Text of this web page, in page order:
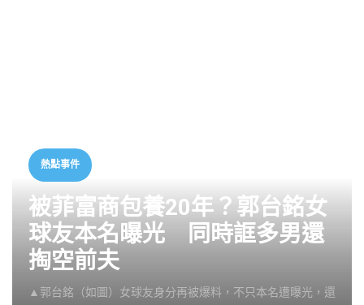
熱點事件
被菲富商包養20年？郭台銘女
球友本名曝光 同時誆多男還
掏空前夫
▲郭台銘（如圖）女球友身分再被爆料，不只本名遭曝光，還